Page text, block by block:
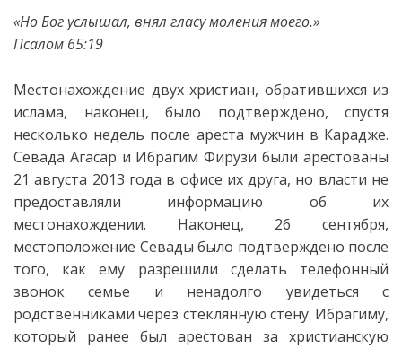
«Но Бог услышал, внял гласу моления моего.»
Псалом 65:19
Местонахождение двух христиан, обратившихся из
ислама, наконец, было подтверждено, спустя
несколько недель после ареста мужчин в Карадже.
Севада Агасар и Ибрагим Фирузи были арестованы
21 августа 2013 года в офисе их друга, но власти не
предоставляли информацию об их
местонахождении. Наконец, 26 сентября,
местоположение Севады было подтверждено после
того, как ему разрешили сделать телефонный
звонок семье и ненадолго увидеться с
родственниками через стеклянную стену. Ибрагиму,
который ранее был арестован за христианскую